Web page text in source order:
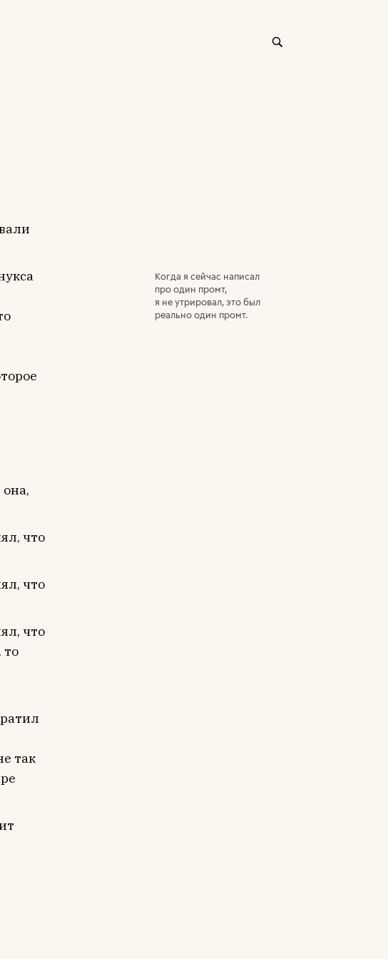
Когда я сейчас написал
про один промт,
я не утрировал, это был
реально один промт.
что
что
что
то
так